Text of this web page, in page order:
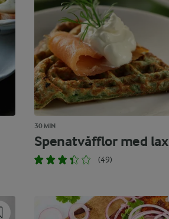
30 MIN
Spenatvåfflor med lax
(49)